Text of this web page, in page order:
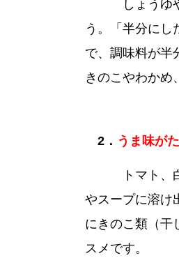
しょうゆやみ
う。「半分にし
で、調味料が半
きのこやわかめ
2． うま味が
トマト、白菜
やスープに溶け
にきのこ類（干
スメです。